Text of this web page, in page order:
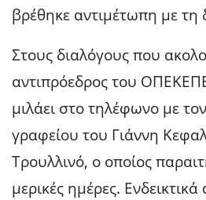
βρέθηκε αντιμέτωπη με τη
Στους διαλόγους που
αντιπρόεδρος του
μιλάει στο τηλέφωνο με
γραφείου του Γιάννη
Τρουλλινό, ο οποίος
μερικές ημέρες.